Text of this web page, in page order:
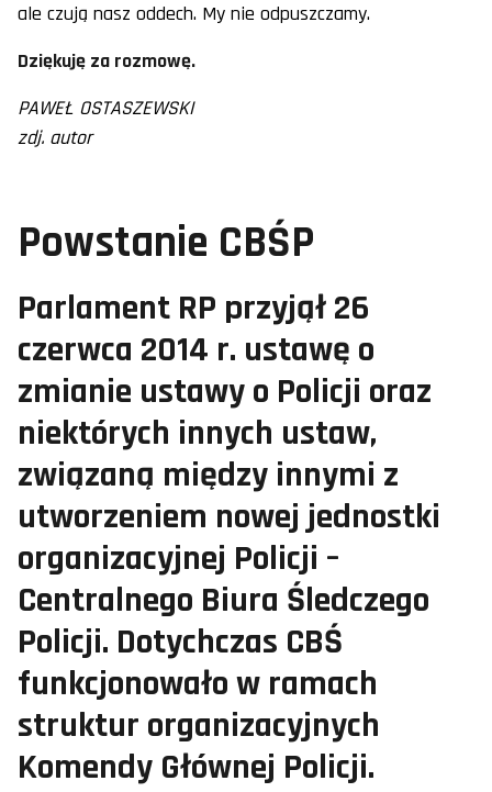
ale czują nasz oddech. My nie odpuszczamy.
Dziękuję za rozmowę.
PAWEŁ OSTASZEWSKI
zdj. autor
Powstanie CBŚP
Parlament RP przyjął 26
czerwca 2014 r. ustawę o
zmianie ustawy o Policji oraz
niektórych innych ustaw,
związaną między innymi z
utworzeniem nowej jednostki
organizacyjnej Policji –
Centralnego Biura Śledczego
Policji. Dotychczas CBŚ
funkcjonowało w ramach
struktur organizacyjnych
Komendy Głównej Policji.